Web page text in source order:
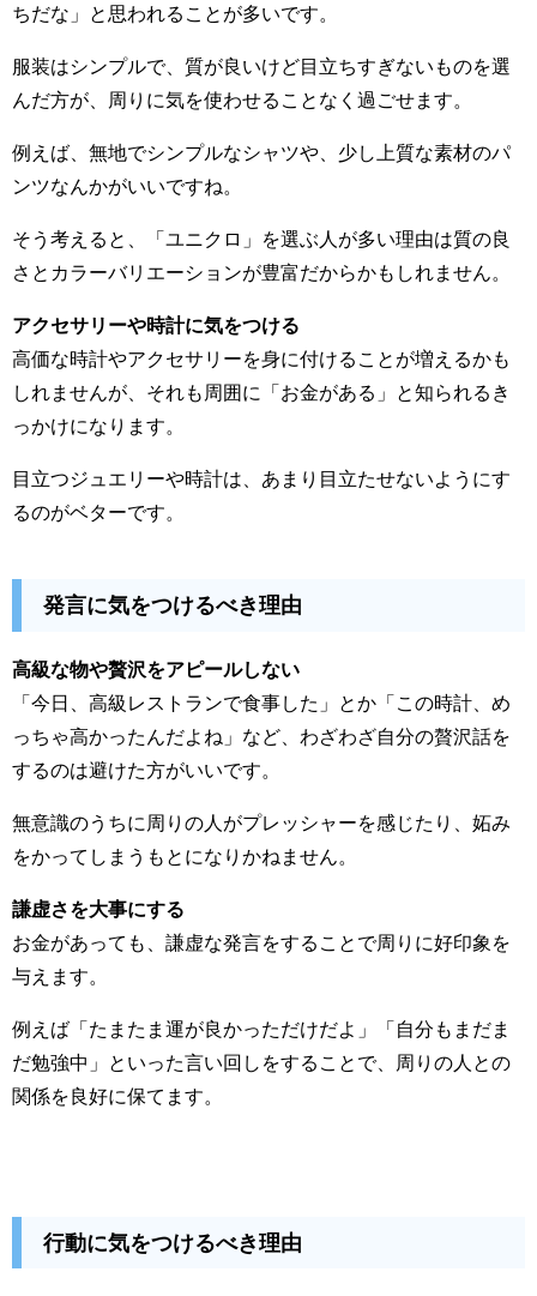
ちだな」と思われることが多いです。
服装はシンプルで、質が良いけど目立ちすぎないものを選
んだ方が、周りに気を使わせることなく過ごせます。
例えば、無地でシンプルなシャツや、少し上質な素材のパ
ンツなんかがいいですね。
そう考えると、「ユニクロ」を選ぶ人が多い理由は質の良
さとカラーバリエーションが豊富だからかもしれません。
アクセサリーや時計に気をつける
高価な時計やアクセサリーを身に付けることが増えるかも
しれませんが、それも周囲に「お金がある」と知られるき
っかけになります。
目立つジュエリーや時計は、あまり目立たせないようにす
るのがベターです。
発言に気をつけるべき理由
高級な物や贅沢をアピールしない
「今日、高級レストランで食事した」とか「この時計、め
っちゃ高かったんだよね」など、わざわざ自分の贅沢話を
するのは避けた方がいいです。
無意識のうちに周りの人がプレッシャーを感じたり、妬み
をかってしまうもとになりかねません。
謙虚さを大事にする
お金があっても、謙虚な発言をすることで周りに好印象を
与えます。
例えば「たまたま運が良かっただけだよ」「自分もまだま
だ勉強中」といった言い回しをすることで、周りの人との
関係を良好に保てます。
行動に気をつけるべき理由